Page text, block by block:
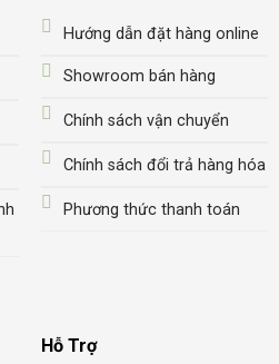
Hướng dẫn đặt hàng online
Showroom bán hàng
Chính sách vận chuyển
Chính sách đổi trả hàng hóa
Phương thức thanh toán
Hỗ Trợ